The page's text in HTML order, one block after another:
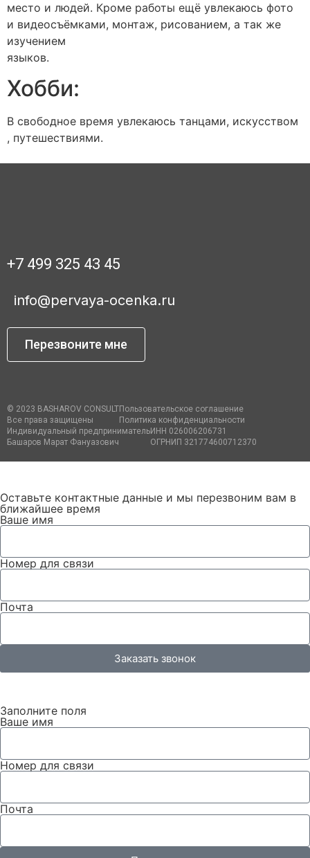
место и людей. Кроме работы ещё увлекаюсь фото
и видеосъёмками, монтаж, рисованием, а так же
изучением
языков.
Хобби:
В свободное время увлекаюсь танцами, искусством
, путешествиями.
+7 499 325 43 45
info@pervaya-ocenka.ru
Перезвоните мне
© 2023 BASHAROV CONSULT
Все права защищены
Пользовательское соглашение
Политика конфиденциальности
Индивидуальный предприниматель
Башаров Марат Фануазович
ИНН 026006206731
ОГРНИП 321774600712370
Оставьте контактные данные и мы перезвоним вам в
ближайшее время
Ваше имя
Номер для связи
Почта
Заказать звонок
Заполните поля
Ваше имя
Номер для связи
Почта